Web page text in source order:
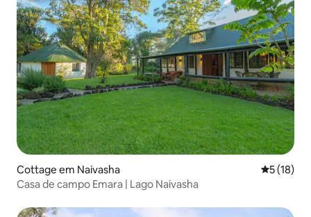
Cottage em Naivasha
5 (18)
Casa de campo Emara | Lago Naivasha